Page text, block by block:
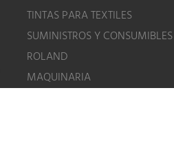
TINTAS PARA TEXTILES
SUMINISTROS Y CONSUMIBLES
ROLAND
MAQUINARIA